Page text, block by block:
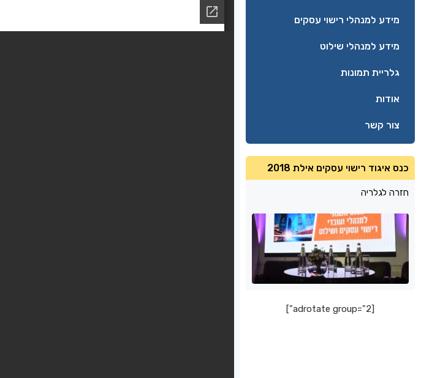
מידע למנהלי רישוי עסקים
מידע למנהלי שילוט
גלריית תמונות
אודות
צור קשר
כנס איגוד רישוי עסקים אילת 2018
חזרה לגלריה
[adrotate group="2"]